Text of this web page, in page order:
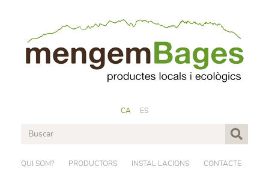
CA ES
QUI SOM? PRODUCTORS INSTAL·LACIONS CONTACTE